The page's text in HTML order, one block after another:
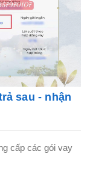
sau - nhận
cấp các gói vay